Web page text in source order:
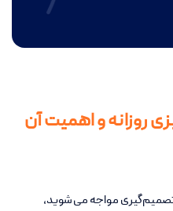
روزانه و اهمیت آن
مواجه می‌شوید،